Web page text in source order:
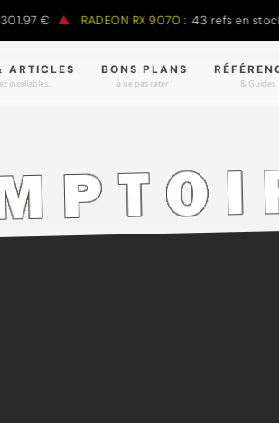
€ RADEON RX 9070 : 43 refs en stock de
ARTICLES
incollables.
BONS PLANS
à ne pas rater ! & Guides